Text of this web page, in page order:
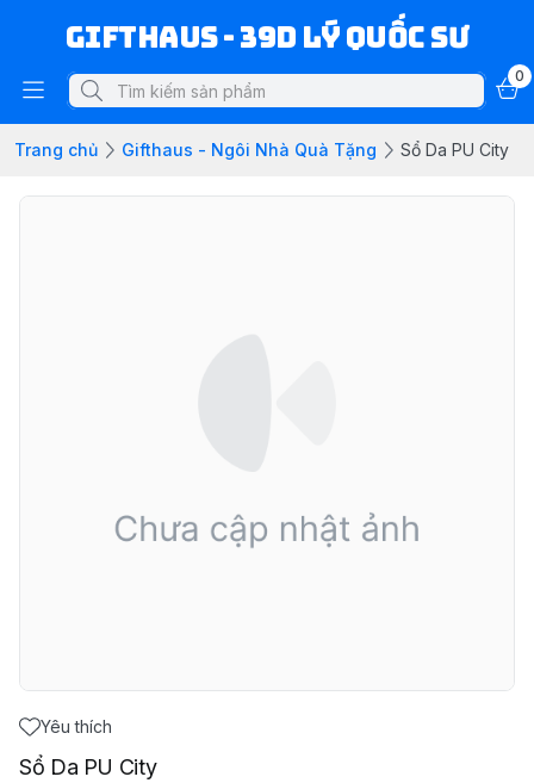
Gifthaus - 39D Lý Quốc Sư
0
Trang chủ Gifthaus - Ngôi Nhà Quà Tặng Sổ Da PU City
Yêu thích
Sổ Da PU City